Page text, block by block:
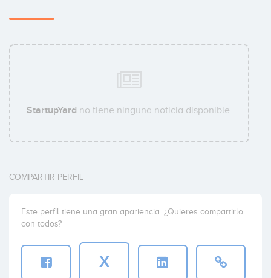
StartupYard no tiene ninguna noticia disponible.
COMPARTIR PERFIL
Este perfil tiene una gran apariencia. ¿Quieres compartirlo
con todos?
X